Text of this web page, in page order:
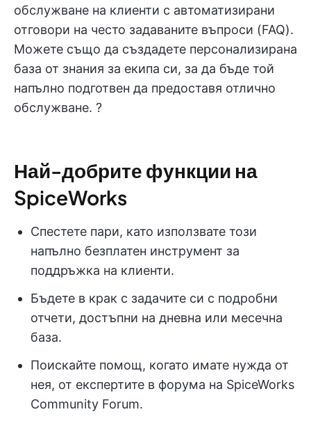
обслужване на клиенти с автоматизирани
отговори на често задаваните въпроси (FAQ).
Можете също да създадете персонализирана
база от знания за екипа си, за да бъде той
напълно подготвен да предоставя отлично
обслужване. ?
Най-добрите функции на
SpiceWorks
Спестете пари, като използвате този
напълно безплатен инструмент за
поддръжка на клиенти.
Бъдете в крак с задачите си с подробни
отчети, достъпни на дневна или месечна
база.
Поискайте помощ, когато имате нужда от
нея, от експертите в форума на SpiceWorks
Community Forum.